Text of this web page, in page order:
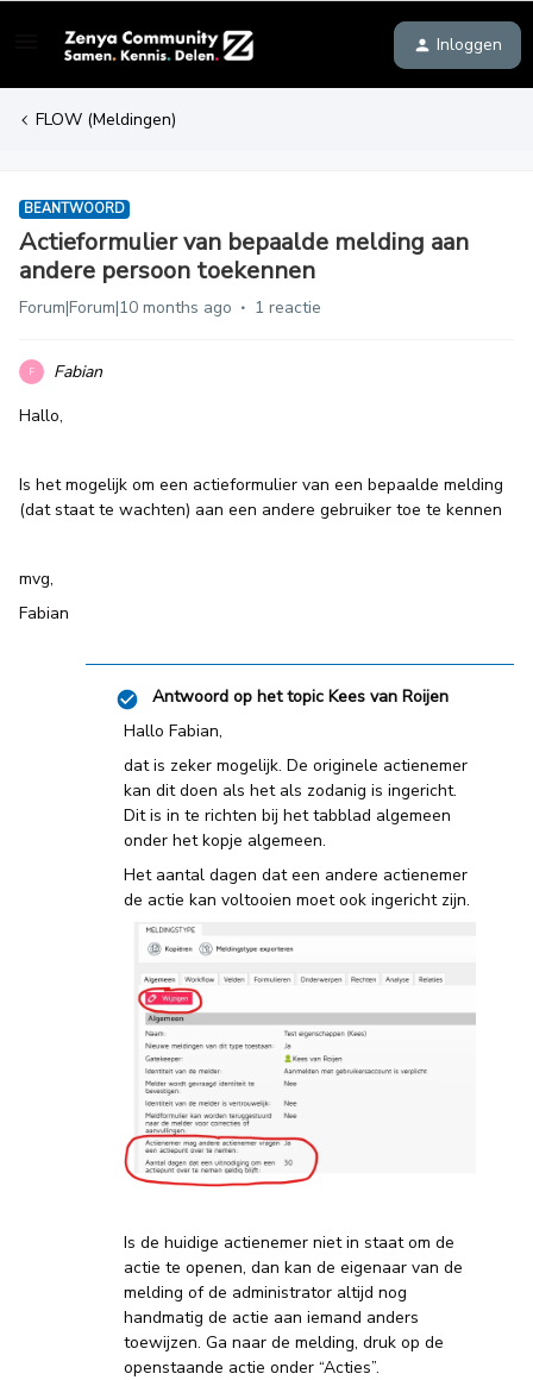
Inloggen
FLOW (Meldingen)
BEANTWOORD
Actieformulier van bepaalde melding aan
andere persoon toekennen
Forum|Forum|10 months ago 1 reactie
F
Fabian
Hallo,
Is het mogelijk om een actieformulier van een bepaalde melding
(dat staat te wachten) aan een andere gebruiker toe te kennen
mvg,
Fabian
Antwoord op het topic Kees van Roijen
Hallo Fabian,
dat is zeker mogelijk. De originele actienemer
kan dit doen als het als zodanig is ingericht.
Dit is in te richten bij het tabblad algemeen
onder het kopje algemeen.
Het aantal dagen dat een andere actienemer
de actie kan voltooien moet ook ingericht zijn.
Is de huidige actienemer niet in staat om de
actie te openen, dan kan de eigenaar van de
melding of de administrator altijd nog
handmatig de actie aan iemand anders
toewijzen. Ga naar de melding, druk op de
openstaande actie onder “Acties”.